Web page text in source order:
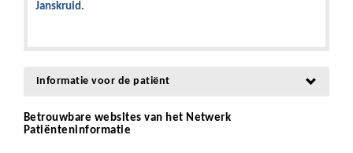
Janskruid.
Informatie voor de patiënt
Betrouwbare websites van het Netwerk
Patiënteninformatie